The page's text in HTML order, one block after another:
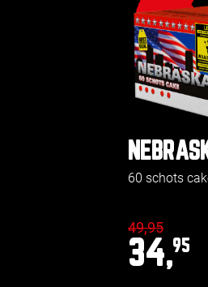
60 schots
49,95
34,95